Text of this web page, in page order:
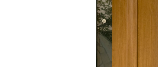
Safie Viewer デモ体験
アプリケーション・オプション機能
AI-App 人数カウント